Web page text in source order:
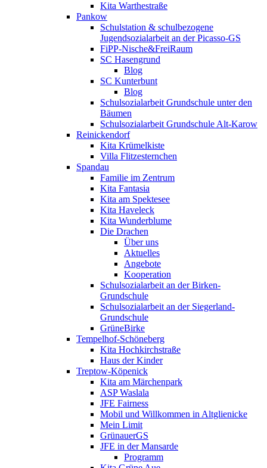
Kita Warthestraße
Pankow
Schulstation & schulbezogene
Jugendsozialarbeit an der Picasso-GS
FiPP-Nische&FreiRaum
SC Hasengrund
Blog
SC Kunterbunt
Blog
Schulsozialarbeit Grundschule unter den
Bäumen
Schulsozialarbeit Grundschule Alt-Karow
Reinickendorf
Kita Krümelkiste
Villa Flitzesternchen
Spandau
Familie im Zentrum
Kita Fantasia
Kita am Spektesee
Kita Haveleck
Kita Wunderblume
Die Drachen
Über uns
Aktuelles
Angebote
Kooperation
Schulsozialarbeit an der Birken-
Grundschule
Schulsozialarbeit an der Siegerland-
Grundschule
GrüneBirke
Tempelhof-Schöneberg
Kita Hochkirchstraße
Haus der Kinder
Treptow-Köpenick
Kita am Märchenpark
ASP Waslala
JFE Fairness
Mobil und Willkommen in Altglienicke
Mein Limit
GrünauerGS
JFE in der Mansarde
Programm